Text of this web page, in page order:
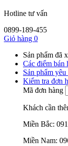
Hotline tư vấn
0899-189-455
Giỏ hàng 0
Sản phẩm đã
Các điểm bán
Sản phẩm yêu
Kiểm tra đơn
Mã đơn hàng
Khách cần
Miền Bắc:
Miền Nam: